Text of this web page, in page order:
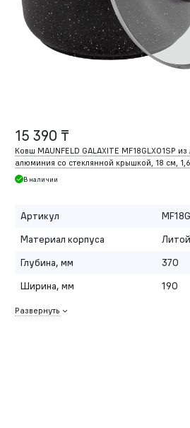
15 390 ₸
Ковш MAUNFELD GALAXITE MF18GLX01SP из
алюминия со стеклянной крышкой, 18 см,
В наличии
Артикул
Материал корпуса
Глубина, мм
370
Ширина, мм
190
Развернуть